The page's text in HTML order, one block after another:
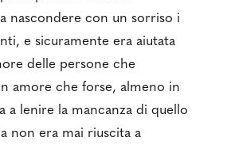
nascondere con un sorriso i
e sicuramente era aiutata
delle persone che
amore che forse, almeno in
a lenire la mancanza di quello
non era mai riuscita a